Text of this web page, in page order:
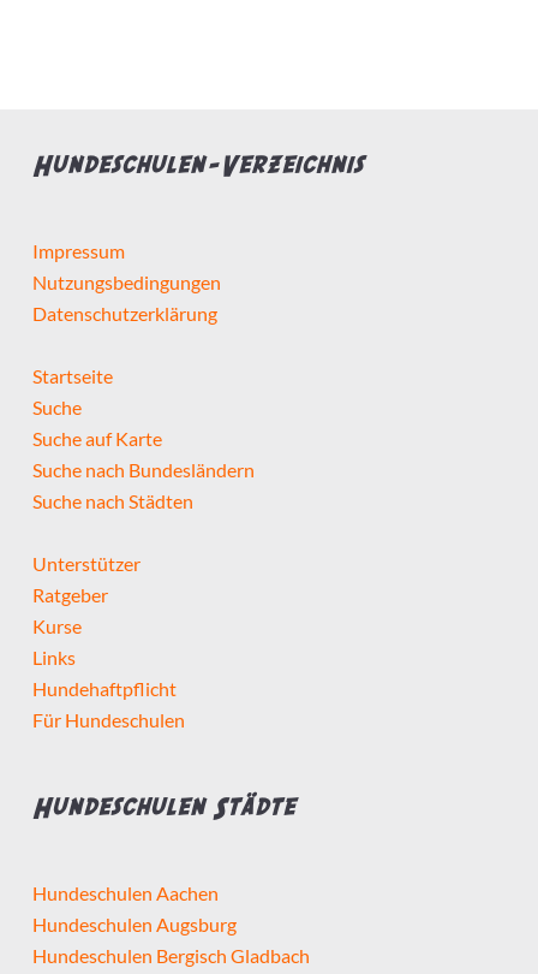
Hundeschulen-Verzeichnis
Impressum
Nutzungsbedingungen
Datenschutzerklärung
Startseite
Suche
Suche auf Karte
Suche nach Bundesländern
Suche nach Städten
Unterstützer
Ratgeber
Kurse
Links
Hundehaftpflicht
Für Hundeschulen
Hundeschulen Städte
Hundeschulen Aachen
Hundeschulen Augsburg
Hundeschulen Bergisch Gladbach